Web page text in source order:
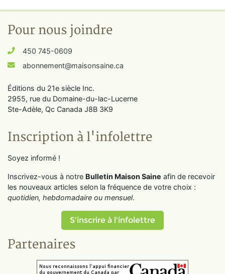
Pour nous joindre
450 745-0609
abonnement@maisonsaine.ca
Éditions du 21e siècle Inc.
2955, rue du Domaine-du-lac-Lucerne
Ste-Adèle, Qc Canada J8B 3K9
Inscription à l'infolettre
Soyez informé !
Inscrivez-vous à notre Bulletin Maison Saine afin de recevoir
les nouveaux articles selon la fréquence de votre choix :
quotidien, hebdomadaire ou mensuel.
S'inscrire à l'infolettre
Partenaires